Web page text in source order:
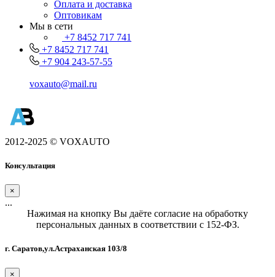
Оплата и доставка
Оптовикам
Мы в сети
+7 8452 717 741
+7 8452 717 741
+7 904 243-57-55
voxauto@mail.ru
2012-2025 © VOXAUTO
Консультация
×
...
Нажимая на кнопку Вы даёте согласие на обработку
персональных данных в соответствии с 152-ФЗ.
г. Саратов,ул.Астраханская 103/8
×